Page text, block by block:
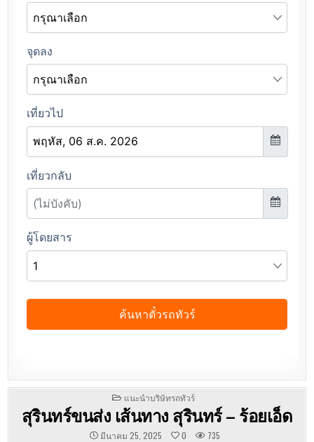
POSTED
IN
แนะนำบริษัทรถทัวร์
สุรินทร์ขนส่ง เส้นทาง สุรินทร์ – ร้อยเอ็ด
มีนาคม 25, 2025 0 735